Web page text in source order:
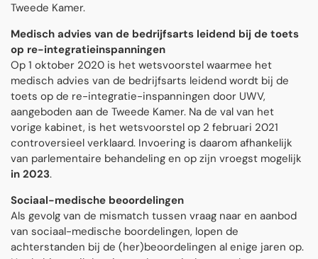
Tweede Kamer.
Medisch advies van de bedrijfsarts leidend bij de toets
op re-integratieinspanningen
Op 1 oktober 2020 is het wetsvoorstel waarmee het
medisch advies van de bedrijfsarts leidend wordt bij de
toets op de re-integratie-inspanningen door UWV,
aangeboden aan de Tweede Kamer. Na de val van het
vorige kabinet, is het wetsvoorstel op 2 februari 2021
controversieel verklaard. Invoering is daarom afhankelijk
van parlementaire behandeling en op zijn vroegst mogelijk
in 2023.
Sociaal-medische beoordelingen
Als gevolg van de mismatch tussen vraag naar en aanbod
van sociaal-medische boordelingen, lopen de
achterstanden bij de (her)beoordelingen al enige jaren op.